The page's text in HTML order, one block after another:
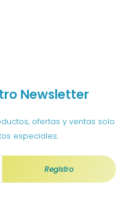
Newsletter
ofertas y ventas solo
especiales.
Registro